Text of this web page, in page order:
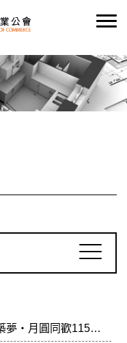
夢・月圓同歡115年